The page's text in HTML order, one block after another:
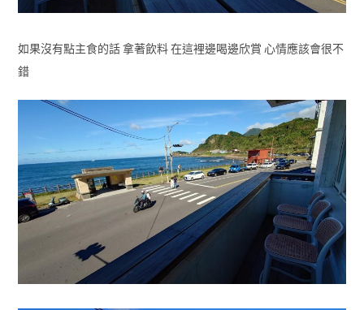
如果沒有點主食的話 拿著飲料 在這裡邊喝邊欣賞 心情應該會很不
錯